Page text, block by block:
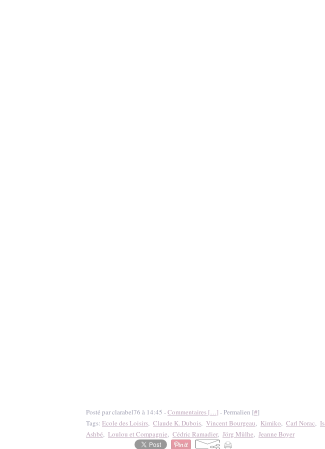
Posté par clarabel76 à 14:45 -Commentaires […] - Permalien [#]
Tags: Ecole des Loisirs, Claude K. Dubois, Vincent Bourgeau, Kimiko, Carl Norac,
Ashbé, Loulou et Compagnie, Cédric Ramadier, Jörg Mülhe, Jeanne Boyer